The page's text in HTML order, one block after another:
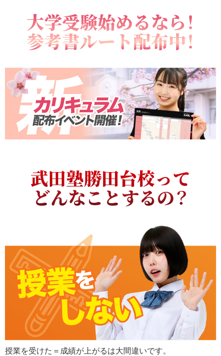
大学受験始めるなら！
参考書ルート配布中！
武田塾勝田台校って
どんなことするの？
授業を受けた＝成績が上がるは大間違いです。